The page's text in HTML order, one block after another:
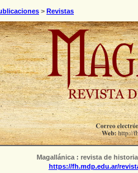
> Revistas
Magallánica : revista de
https://fh.mdp.edu.ar/